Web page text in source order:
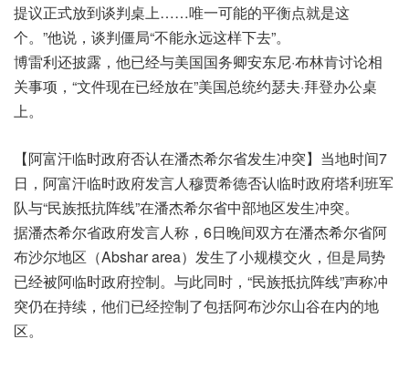
提议正式放到谈判桌上……唯一可能的平衡点就是这
个。”他说，谈判僵局“不能永远这样下去”。
博雷利还披露，他已经与美国国务卿安东尼·布林肯讨论相
关事项，“文件现在已经放在”美国总统约瑟夫·拜登办公桌
上。
【阿富汗临时政府否认在潘杰希尔省发生冲突】当地时间7
日，阿富汗临时政府发言人穆贾希德否认临时政府塔利班军
队与“民族抵抗阵线”在潘杰希尔省中部地区发生冲突。
据潘杰希尔省政府发言人称，6日晚间双方在潘杰希尔省阿
布沙尔地区（Abshar area）发生了小规模交火，但是局势
已经被阿临时政府控制。与此同时，“民族抵抗阵线”声称冲
突仍在持续，他们已经控制了包括阿布沙尔山谷在内的地
区。